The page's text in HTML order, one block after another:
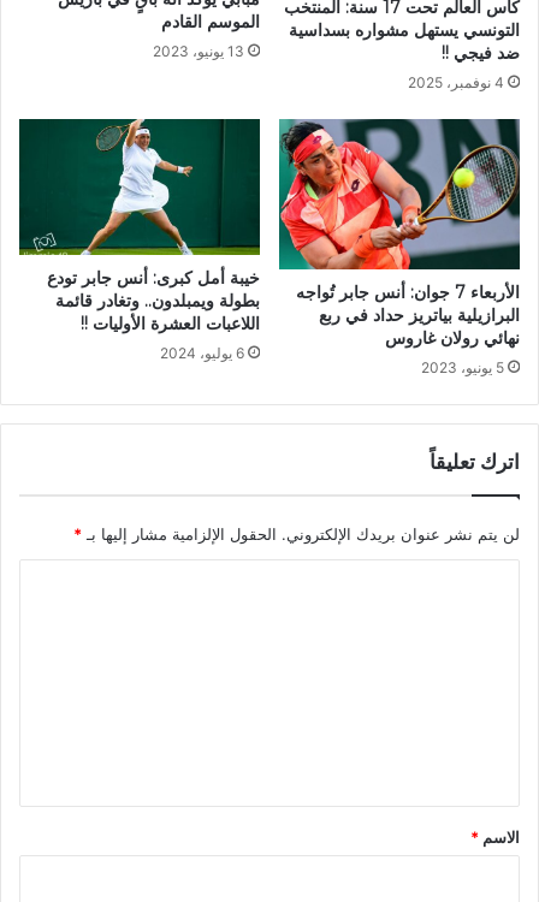
كأس العالم تحت 17 سنة: المنتخب
التونسي يستهل مشواره بسداسية
ضد فيجي !!
4 نوفمبر، 2025
الموسم القادم
13 يونيو، 2023
الأربعاء 7 جوان: أنس جابر تُواجه
البرازيلية بياتريز حداد في ربع
نهائي رولان غاروس
5 يونيو، 2023
خيبة أمل كبرى: أنس جابر تودع
بطولة ويمبلدون.. وتغادر قائمة
اللاعبات العشرة الأوليات !!
6 يوليو، 2024
اترك تعليقاً
لن يتم نشر عنوان بريدك الإلكتروني. الحقول الإلزامية مشار إليها بـ *
*
الاسم *